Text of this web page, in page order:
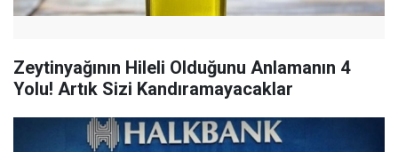
Zeytinyağının Hileli Olduğunu Anlamanın 4
Yolu! Artık Sizi Kandıramayacaklar